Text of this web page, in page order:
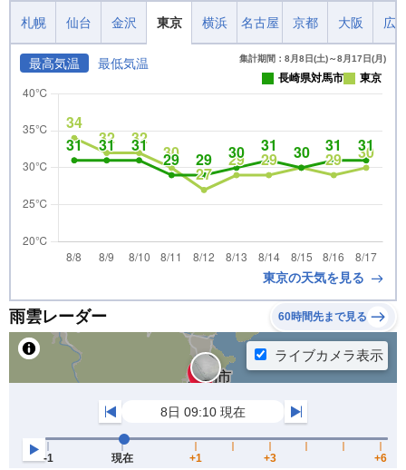
札幌 仙台 金沢 東京 横浜 名古屋 京都 大阪 広
最高気温 最低気温 集計期間：8月8日(土)～8月17日(月)
長崎県対馬市 東京
東京の天気を見る
雨雲レーダー 60時間先まで見る